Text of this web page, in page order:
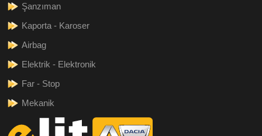
Şanzıman
Kaporta - Karoser
Airbag
Elektrik - Elektronik
Far - Stop
Mekanik